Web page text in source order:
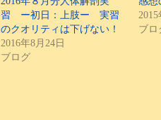
習 ー初日：上肢ー 実習
のクオリティは下げない！
2016年8月24日
ブログ
ブロ